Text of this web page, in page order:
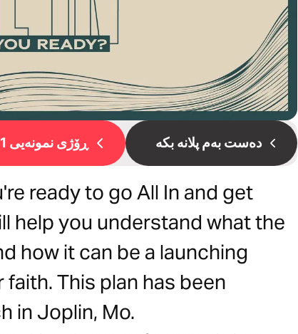
ڕۆژی نمونەیی 1 دەست بەم پلانە بکە
ready to go All In and get
help you understand what the
how it can be a launching
This plan has been
in Joplin, Mo.